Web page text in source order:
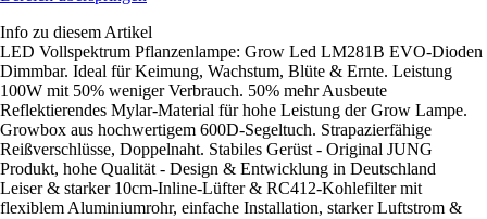
Info zu diesem Artikel
LED Vollspektrum Pflanzenlampe: Grow Led LM281B EVO-Dioden
Dimmbar. Ideal für Keimung, Wachstum, Blüte & Ernte. Leistung
100W mit 50% weniger Verbrauch. 50% mehr Ausbeute
Reflektierendes Mylar-Material für hohe Leistung der Grow Lampe.
Growbox aus hochwertigem 600D-Segeltuch. Strapazierfähige
Reißverschlüsse, Doppelnaht. Stabiles Gerüst - Original JUNG
Produkt, hohe Qualität - Design & Entwicklung in Deutschland
Leiser & starker 10cm-Inline-Lüfter & RC412-Kohlefilter mit
flexiblem Aluminiumrohr, einfache Installation, starker Luftstrom &